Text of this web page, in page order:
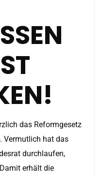
das Reformgesetz
Vermutlich hat das
durchlaufen,
erhält die